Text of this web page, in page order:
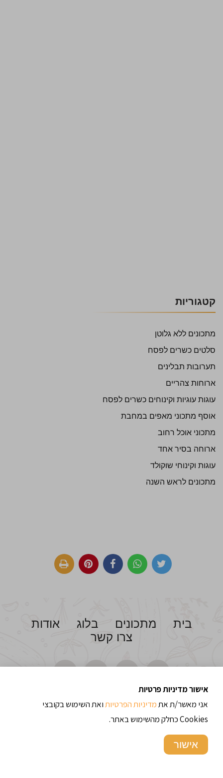
קטגוריות
מתכונים ללא גלוטן
סלטים כשרים לפסח
תערובות תבלינים
ארוחות צהריים
עוגות עוגיות וקינוחים כשרים לפסח
אוסף מתכוני מאפים במחבת
מתכוני אוכל רחוב
ארוחה בסיר אחד
עוגות וקינוחי שוקולד
מתכונים לראש השנה
בית מתכונים בלוג
אודות
צרו קשר
אישור מדיניות פרטיות
אני מאשר/ת אתמדיניות הפרטיותואת השימוש בקובצי
Cookies כחלק מהשימוש באתר.
אישור